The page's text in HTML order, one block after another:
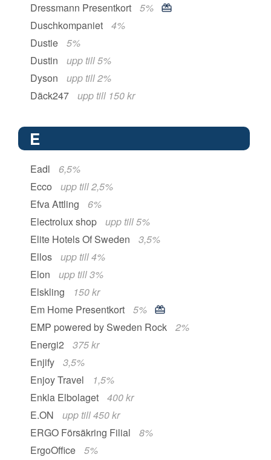
Dressmann Presentkort
5%
Duschkompaniet
4%
Dustie
5%
Dustin
upp till 5%
Dyson
upp till 2%
Däck247
upp till 150 kr
E
Eadl
6,5%
Ecco
upp till 2,5%
Efva Attling
6%
Electrolux shop
upp till 5%
Elite Hotels Of Sweden
3,5%
Ellos
upp till 4%
Elon
upp till 3%
Elskling
150 kr
Em Home Presentkort
5%
EMP powered by Sweden Rock
2%
Energi2
375 kr
Enjify
3,5%
Enjoy Travel
1,5%
Enkla Elbolaget
400 kr
E.ON
upp till 450 kr
ERGO Försäkring Filial
8%
ErgoOffice
5%